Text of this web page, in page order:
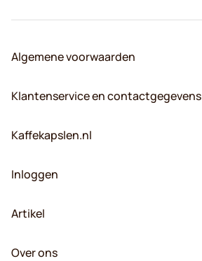
Algemene voorwaarden
Klantenservice en contactgegevens
Kaffekapslen.nl
Inloggen
Artikel
Over ons